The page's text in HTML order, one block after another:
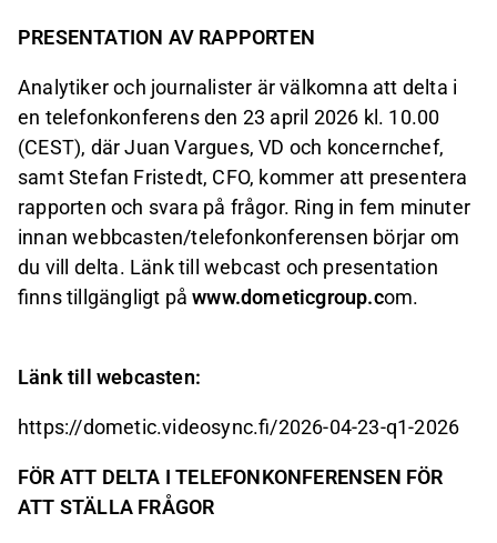
PRESENTATION AV RAPPORTEN
Analytiker och journalister är välkomna att delta i
en telefonkonferens den 23 april 2026 kl. 10.00
(CEST), där Juan Vargues, VD och koncernchef,
samt Stefan Fristedt, CFO, kommer att presentera
rapporten och svara på frågor. Ring in fem minuter
innan webbcasten/telefonkonferensen börjar om
du vill delta. Länk till webcast och presentation
finns tillgängligt på www.dometicgroup.com.
Länk till webcasten:
https://dometic.videosync.fi/2026-04-23-q1-2026
FÖR ATT DELTA I TELEFONKONFERENSEN FÖR
ATT STÄLLA FRÅGOR